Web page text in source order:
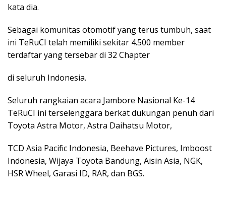
kata dia.
Sebagai komunitas otomotif yang terus tumbuh, saat
ini TeRuCI telah memiliki sekitar 4.500 member
terdaftar yang tersebar di 32 Chapter
di seluruh Indonesia.
Seluruh rangkaian acara Jambore Nasional Ke-14
TeRuCI ini terselenggara berkat dukungan penuh dari
Toyota Astra Motor, Astra Daihatsu Motor,
TCD Asia Pacific Indonesia, Beehave Pictures, Imboost
Indonesia, Wijaya Toyota Bandung, Aisin Asia, NGK,
HSR Wheel, Garasi ID, RAR, dan BGS.